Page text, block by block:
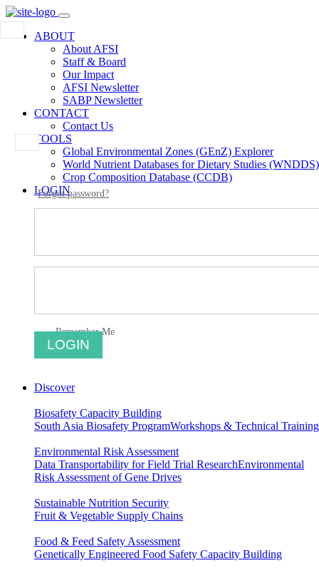
ABOUT
About AFSI
Staff & Board
Our Impact
AFSI Newsletter
SABP Newsletter
CONTACT
Contact Us
TOOLS
Global Environmental Zones (GEnZ) Explorer
World Nutrient Databases for Dietary Studies (WNDDS)
Crop Composition Database (CCDB)
LOGIN
Remember Me
Forgot password?
Discover
Biosafety Capacity Building
South Asia Biosafety ProgramWorkshops & Technical Training
Environmental Risk Assessment
Data Transportability for Field Trial ResearchEnvironmental
Risk Assessment of Gene Drives
Sustainable Nutrition Security
Fruit & Vegetable Supply Chains
Food & Feed Safety Assessment
Genetically Engineered Food Safety Capacity Building